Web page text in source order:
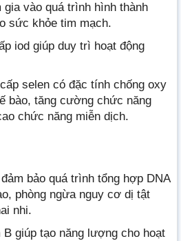
vào quá trình hình thành
sức khỏe tim mạch.
iod giúp duy trì hoạt động
selen có đặc tính chống oxy
bào, tăng cường chức năng
chức năng miễn dịch.
bảo quá trình tổng hợp DNA
phòng ngừa nguy cơ dị tật
nhi.
giúp tạo năng lượng cho hoạt